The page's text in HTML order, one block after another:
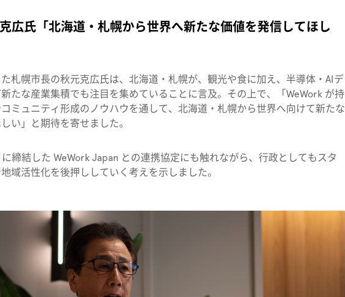
広氏「北海道・札幌から世界へ新たな価値を発信してほし
札幌市長の秋元克広氏は、北海道・札幌が、観光や食に加え、半導体・AIデ
たな産業集積でも注目を集めていることに言及。その上で、「WeWork が持
ミュニティ形成のノウハウを通して、北海道・札幌から世界へ向けて新たな
い」と期待を寄せました。
に締結した WeWork Japan との連携協定にも触れながら、行政としてもスタ
域活性化を後押ししていく考えを示しました。